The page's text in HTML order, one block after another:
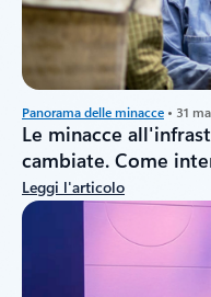
Panorama delle minacce • 31
Le minacce
cambiate. Come
Leggi l'articolo